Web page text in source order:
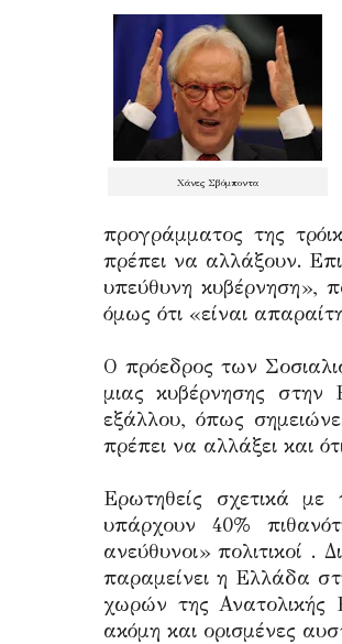
Χάνες Σβόμποντα
προγράμματος της
πρέπει να αλλάξουν.
υπεύθυνη κυβέρνηση»,
όμως ότι «είναι
Ο πρόεδρος των
μιας κυβέρνησης στην
εξάλλου, όπως
πρέπει να αλλάξει και
Ερωτηθείς σχετικά
υπάρχουν 40%
ανεύθυνοι» πολιτικοί .
παραμείνει η Ελλάδα
χωρών της Ανατολικής
ακόμη και ορισμένες